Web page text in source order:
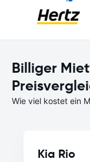
Billiger
Wie viel kostet ein
Kia Rio